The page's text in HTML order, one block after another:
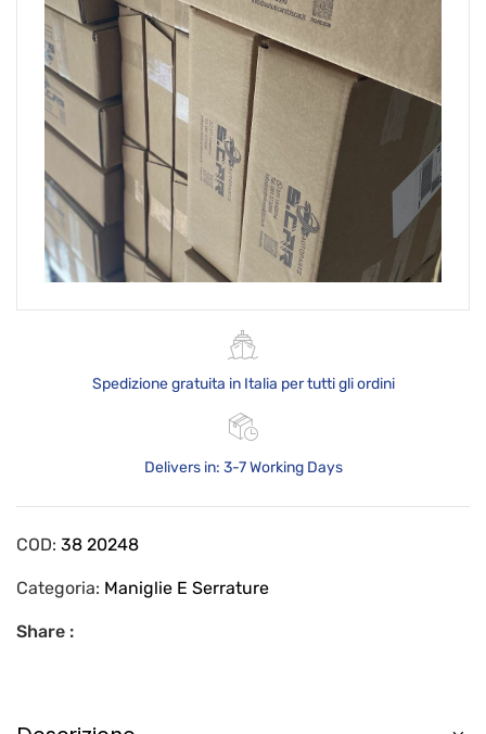
Spedizione gratuita in Italia per tutti gli ordini
Delivers in: 3-7 Working Days
COD: 38 20248
Categoria: Maniglie E Serrature
Share :